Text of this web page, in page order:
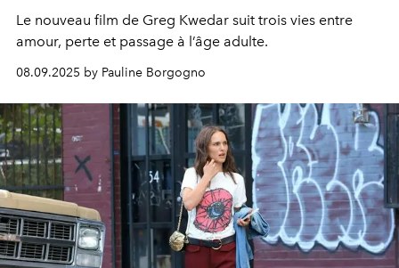
Le nouveau film de Greg Kwedar suit trois vies entre
amour, perte et passage à l’âge adulte.
08.09.2025 by Pauline Borgogno